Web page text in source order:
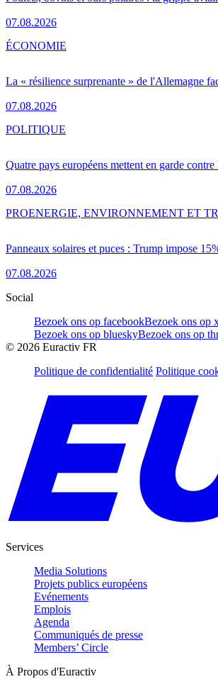
07.08.2026
La « résilience surprenante » de l'Allemagne
07.08.2026
ÉCONOMIE
Quatre pays européens mettent en garde
07.08.2026
POLITIQUE
Panneaux solaires et puces : Trump impose
07.08.2026
PROENERGIE, ENVIRONNEMENT ET
Social
Bezoek ons op facebookBezoek ons op
Bezoek ons op blueskyBezoek ons op
© 2026 Euractiv FR
Politique de confidentialité Politique
Services
Media Solutions
Projets publics européens
Evénements
Emplois
Agenda
Communiqués de presse
Members’ Circle
À Propos d'Euractiv